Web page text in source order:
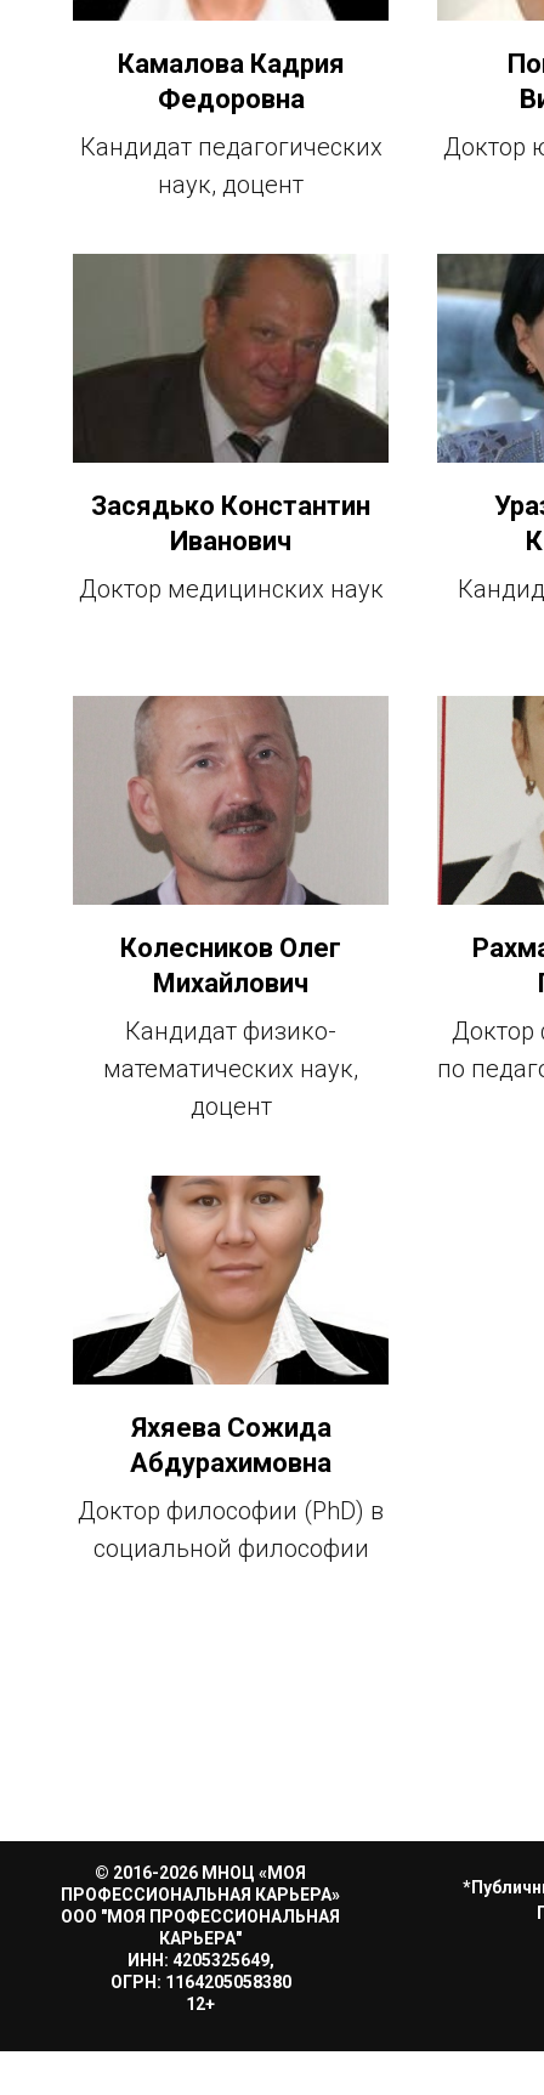
Камалова Кадрия
Федоровна
Кандидат педагогических
наук, доцент
Доктор
Засядько Константин
Иванович
Доктор медицинских наук
Колесников Олег
Михайлович
Кандидат физико-
математических наук,
доцент
Доктор
по
Яхяева Сожида
Абдурахимовна
Доктор философии (PhD) в
социальной философии
© 2016-2026 МНОЦ «МОЯ
ПРОФЕССИОНАЛЬНАЯ КАРЬЕРА»
ООО "МОЯ ПРОФЕССИОНАЛЬНАЯ
КАРЬЕРА"
ИНН: 4205325649,
ОГРН: 1164205058380
12+